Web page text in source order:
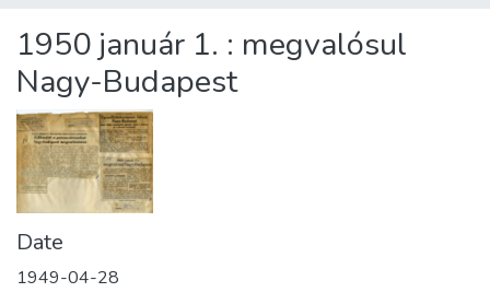
About us
1950 január 1. : megvalósul
Nagy-Budapest
Date
1949-04-28